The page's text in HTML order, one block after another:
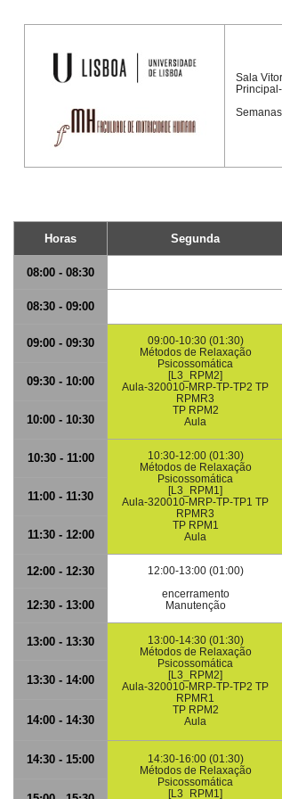
Sala
Horas Segunda
08:00 - 08:30
08:30 - 09:00
09:00 - 09:30
09:00-10:30 (01:30)
Métodos de Relaxação
Psicossomática
[L3_RPM2]
Aula-320010-MRP-TP-TP2 TP
RPMR3
TP RPM2
Aula
09:30 - 10:00
10:00 - 10:30
10:30 - 11:00
10:30-12:00 (01:30)
Métodos de Relaxação
Psicossomática
[L3_RPM1]
Aula-320010-MRP-TP-TP1 TP
RPMR3
TP RPM1
Aula
11:00 - 11:30
11:30 - 12:00
12:00 - 12:30
12:00-13:00 (01:00)
encerramento
Manutenção
12:30 - 13:00
13:00 - 13:30
13:00-14:30 (01:30)
Métodos de Relaxação
Psicossomática
[L3_RPM2]
Aula-320010-MRP-TP-TP2 TP
RPMR1
TP RPM2
Aula
13:30 - 14:00
14:00 - 14:30
14:30 - 15:00
14:30-16:00 (01:30)
Métodos de Relaxação
Psicossomática
[L3_RPM1]